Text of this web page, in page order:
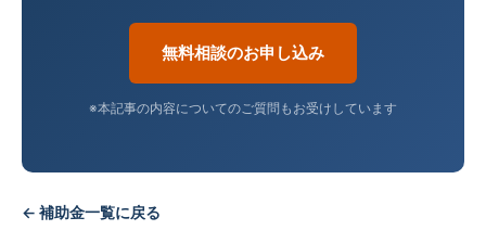
無料相談のお申し込み
※本記事の内容についてのご質問もお受けしています
← 補助金一覧に戻る